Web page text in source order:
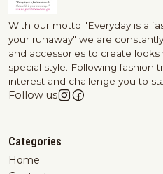
With our motto "Everyday is a
your runaway" we are
and accessories to create
special style. Following fashion
interest and challenge you to
Follow us
Categories
Home